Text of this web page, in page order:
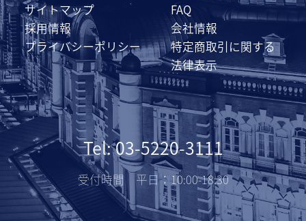
サイトマップ
FAQ
採用情報
会社情報
プライバシーポリシー
特定商取引に関する
法律表示
Tel: 03-5220-3111
受付時間 平日：10:00-18:30